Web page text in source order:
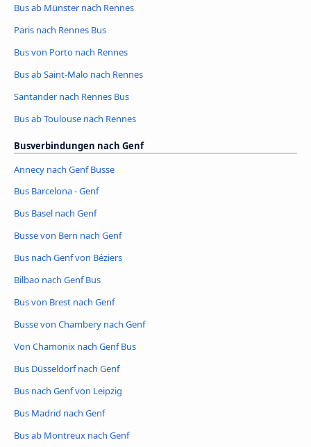
Bus ab Münster nach Rennes
Paris nach Rennes Bus
Bus von Porto nach Rennes
Bus ab Saint-Malo nach Rennes
Santander nach Rennes Bus
Bus ab Toulouse nach Rennes
Busverbindungen nach Genf
Annecy nach Genf Busse
Bus Barcelona - Genf
Bus Basel nach Genf
Busse von Bern nach Genf
Bus nach Genf von Béziers
Bilbao nach Genf Bus
Bus von Brest nach Genf
Busse von Chambery nach Genf
Von Chamonix nach Genf Bus
Bus Düsseldorf nach Genf
Bus nach Genf von Leipzig
Bus Madrid nach Genf
Bus ab Montreux nach Genf